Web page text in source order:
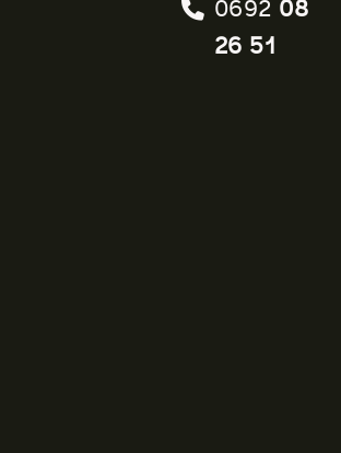
0692 08
26 51